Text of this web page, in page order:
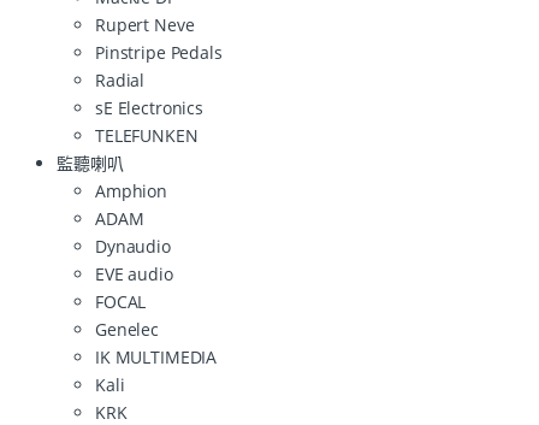
Rupert Neve
Pinstripe Pedals
Radial
sE Electronics
TELEFUNKEN
監聽喇叭
Amphion
ADAM
Dynaudio
EVE audio
FOCAL
Genelec
IK MULTIMEDIA
Kali
KRK